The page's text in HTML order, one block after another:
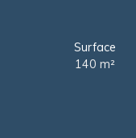
Surface
140m²